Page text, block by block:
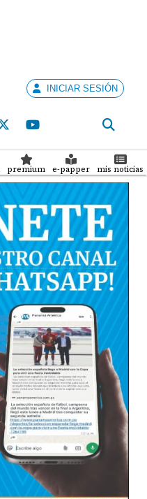
Levantan nuevo puente
INICIAR SESIÓN
premium e-papper mis noticias